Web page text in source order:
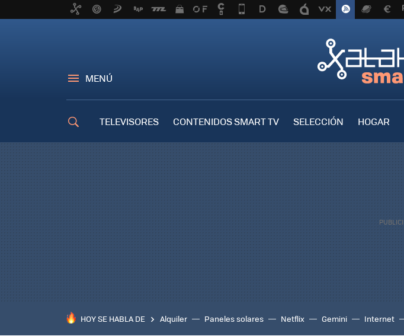
MENÚ
TELEVISORES CONTENIDOS SMART TV SELECCIÓN HOGAR
HOY SE HABLA DE Alquiler Paneles solares Netflix Gemini Internet